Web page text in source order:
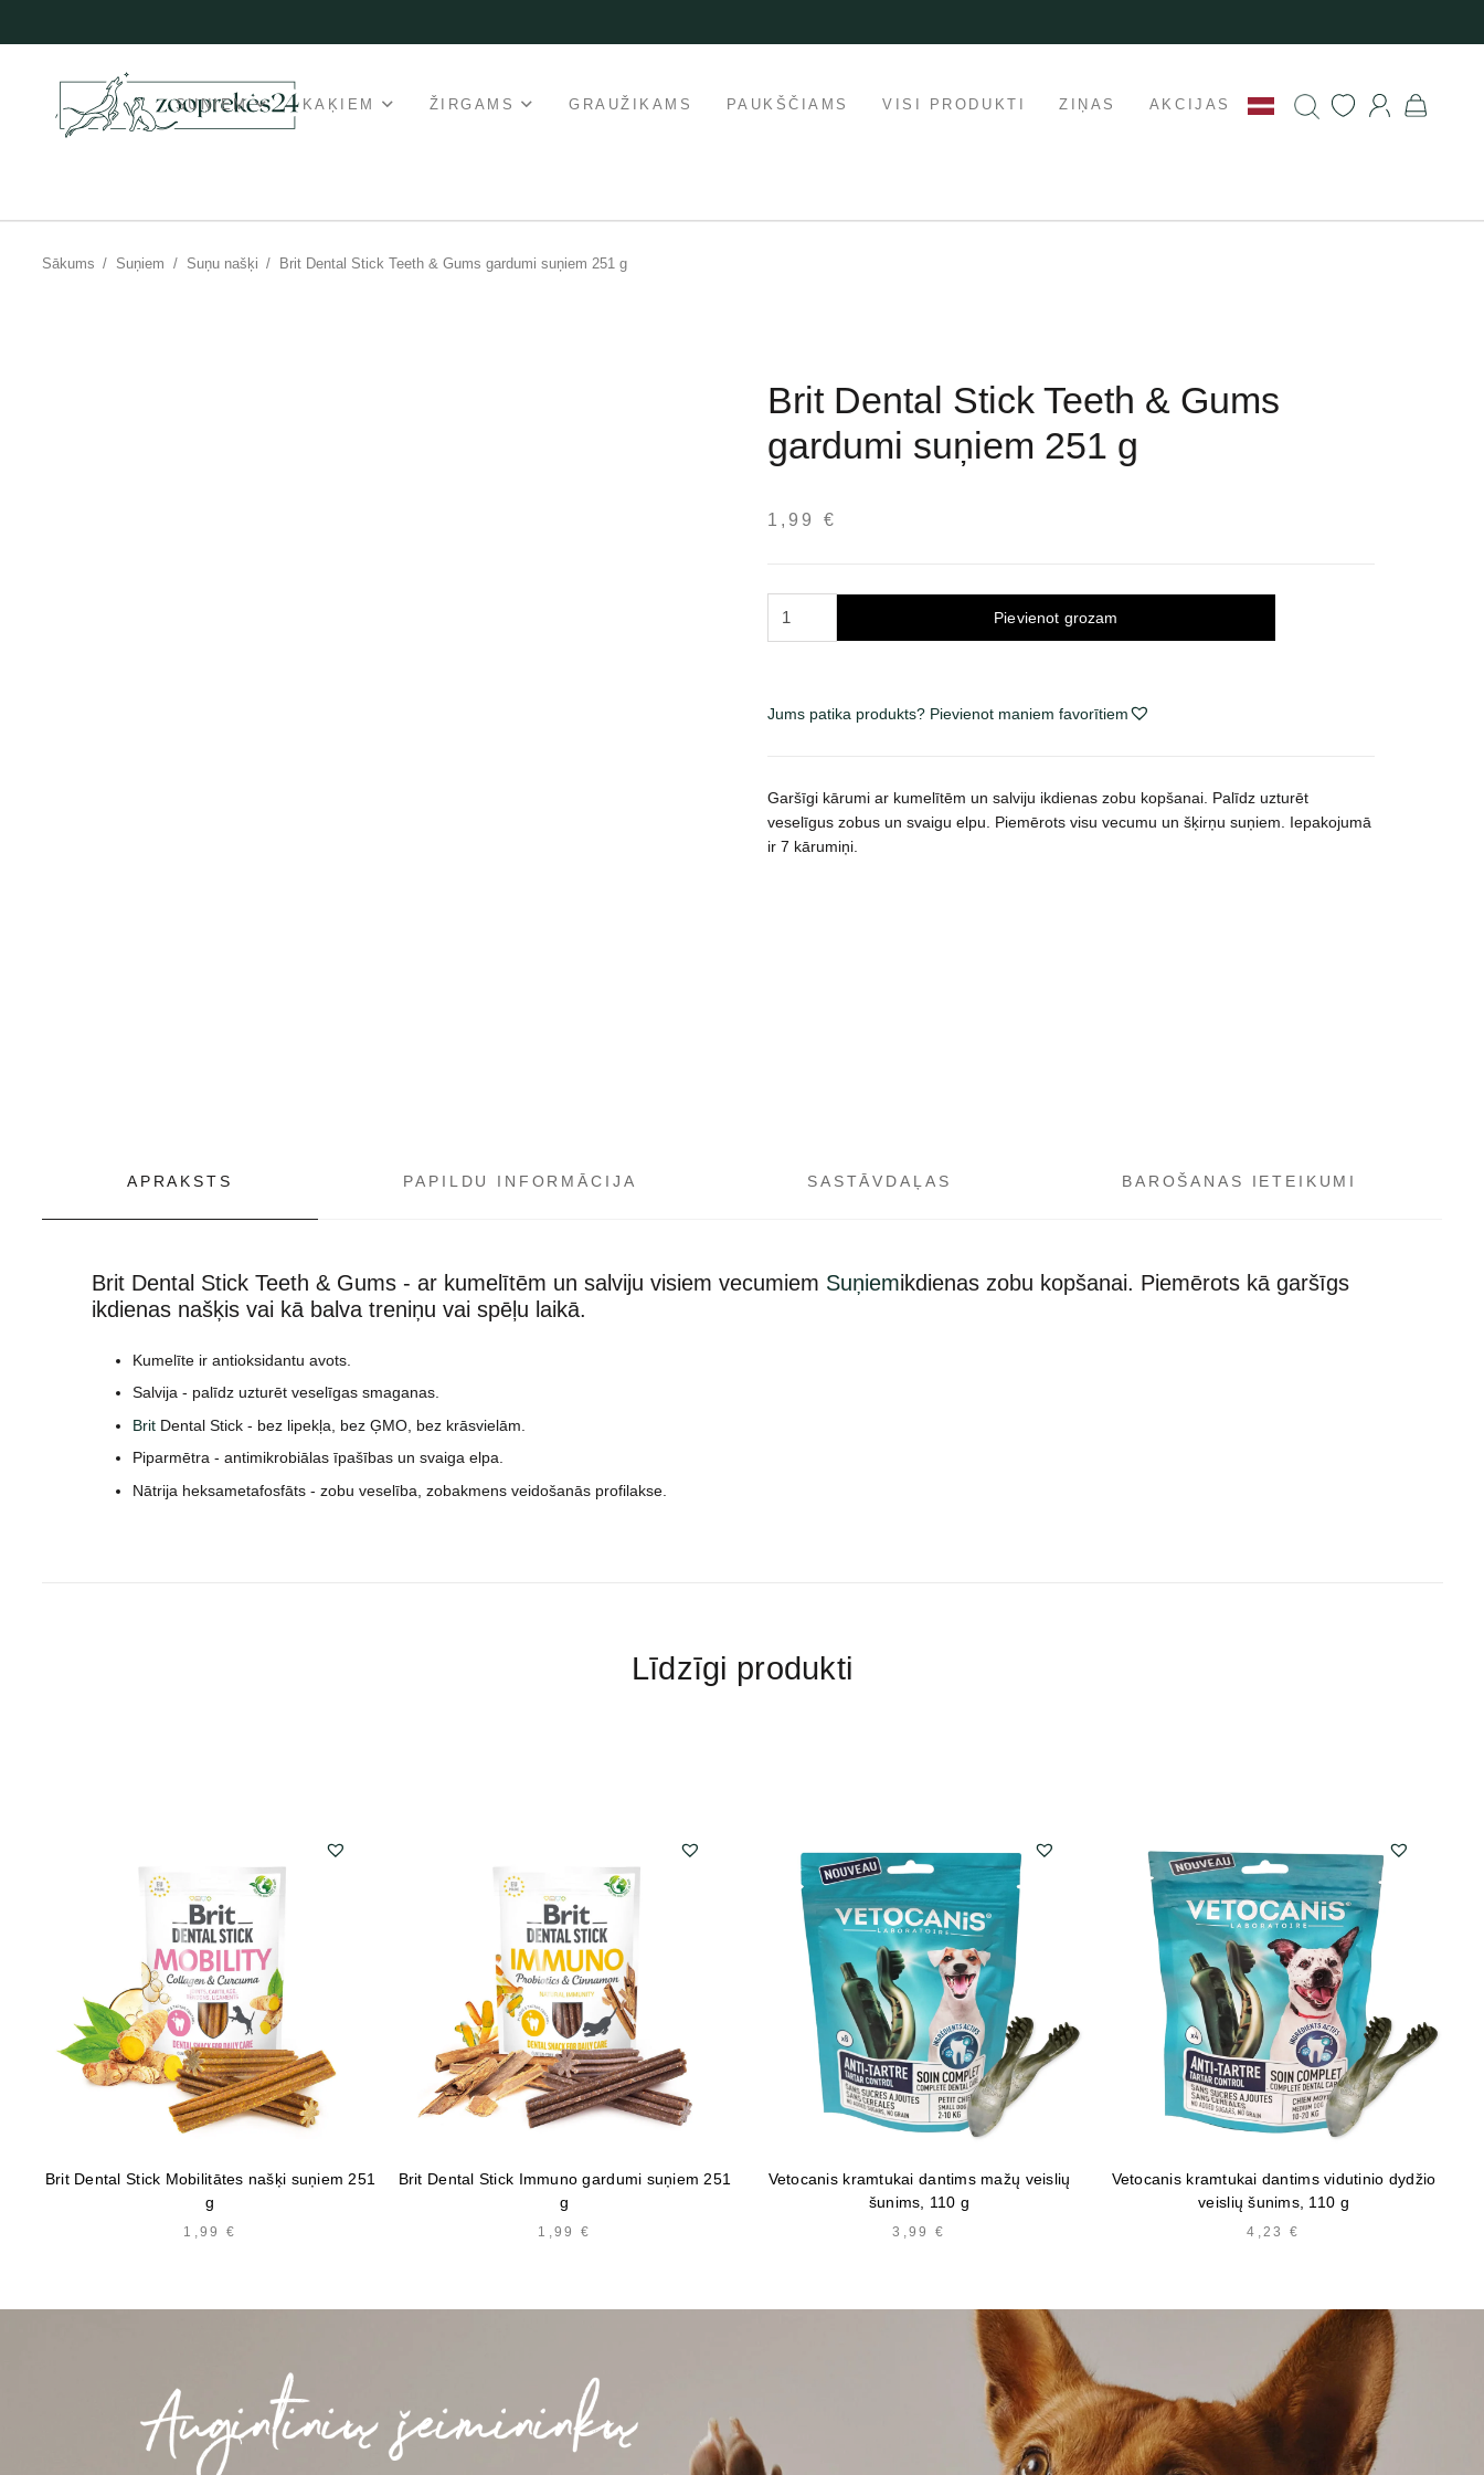
SUŅIEM KAĶIEM ŽIRGAMS GRAUŽIKAMS PAUKŠČIAMS VISI PRODUKTI ZIŅAS AKCIJAS
Sākums / Suņiem / Suņu našķi / Brit Dental Stick Teeth & Gums gardumi suņiem 251 g
Brit Dental Stick Teeth & Gums
gardumi suņiem 251 g
1,99 €
&
šunims
251
g
Pievienot grozam
Jums patika produkts? Pievienot maniem favorītiem
Garšīgi kārumi ar kumelītēm un salviju ikdienas zobu kopšanai. Palīdz uzturēt
veselīgus zobus un svaigu elpu. Piemērots visu vecumu un šķirņu suņiem. Iepakojumā
ir 7 kārumiņi.
APRAKSTS PAPILDU INFORMĀCIJA SASTĀVDAĻAS BAROŠANAS IETEIKUMI
Brit Dental Stick Teeth & Gums - ar kumelītēm un salviju visiem vecumiem Suņiemikdienas zobu kopšanai. Piemērots kā garšīgs
ikdienas našķis vai kā balva treniņu vai spēļu laikā.
Kumelīte ir antioksidantu avots.
Salvija - palīdz uzturēt veselīgas smaganas.
Brit Dental Stick - bez lipekļa, bez ĢMO, bez krāsvielām.
Piparmētra - antimikrobiālas īpašības un svaiga elpa.
Nātrija heksametafosfāts - zobu veselība, zobakmens veidošanās profilakse.
Līdzīgi produkti
Brit Dental Stick Mobilitātes našķi suņiem 251
g
1,99€
Brit Dental Stick Immuno gardumi suņiem 251
g
1,99€
Vetocanis kramtukai dantims mažų veislių
šunims, 110 g
3,99€
Vetocanis kramtukai dantims vidutinio dydžio
veislių šunims, 110 g
4,23€